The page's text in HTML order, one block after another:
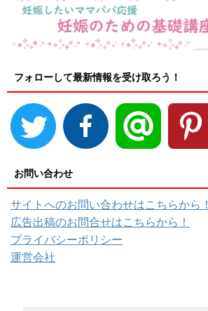
フォローして最新情報を受け取ろう！
お問い合わせ
サイトへのお問い合わせはこちらから！
広告出稿のお問合せはこちらから！
プライバシーポリシー
運営会社